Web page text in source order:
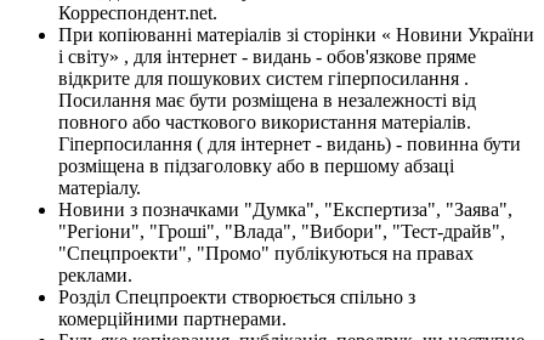
Корреспондент.net.
При копіюванні матеріалів зі сторінки « Новини України
і світу» , для інтернет - видань - обов'язкове пряме
відкрите для пошукових систем гіперпосилання .
Посилання має бути розміщена в незалежності від
повного або часткового використання матеріалів.
Гіперпосилання ( для інтернет - видань) - повинна бути
розміщена в підзаголовку або в першому абзаці
матеріалу.
Новини з позначками "Думка", "Експертиза", "Заява",
"Регіони", "Гроші", "Влада", "Вибори", "Тест-драйв",
"Спецпроекти", "Промо" публікуються на правах
реклами.
Розділ Спецпроекти створюється спільно з
комерційними партнерами.